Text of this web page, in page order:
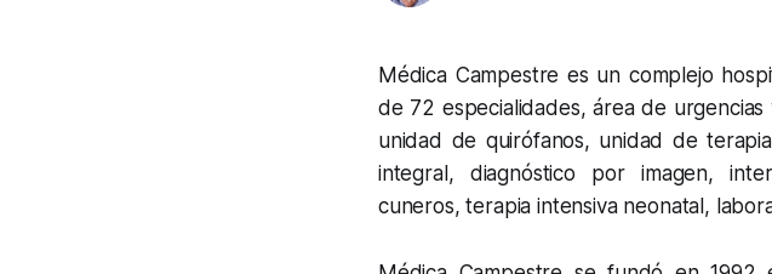
Médica Campestre es un complejo
de 72 especialidades, área de
unidad de quirófanos, unidad de
integral, diagnóstico por imagen,
cuneros, terapia intensiva neonatal,